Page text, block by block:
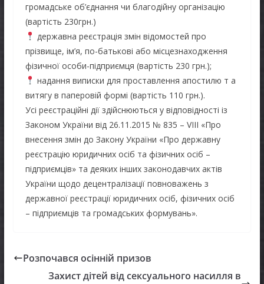
громадське об’єднання чи благодійну організацію
(вартість 230грн.)
державна реєстрація змін відомостей про
прізвище, ім’я, по-батькові або місцезнаходження
фізичної особи-підприємця (вартість 230 грн.);
надання виписки для проставлення апостилю т а
витягу в паперовій формі (вартість 110 грн.).
Усі реєстраційні дії здійснюються у відповідності із
Законом України від 26.11.2015 № 835 – VІІІ «Про
внесення змін до Закону України «Про державну
реєстрацію юридичних осіб та фізичних осіб –
підприємців» та деяких інших законодавчих актів
України щодо децентралізації повноважень з
державної реєстрації юридичних осіб, фізичних осіб
– підприємців та громадських формувань».
Розпочався осінній призов
Захист дітей від сексуального насилля в